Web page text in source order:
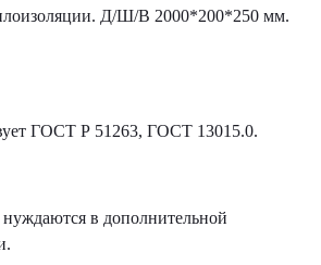
Д/Ш/В 2000*200*250 мм.
ГОСТ Р 51263, ГОСТ 13015.0.
в дополнительной